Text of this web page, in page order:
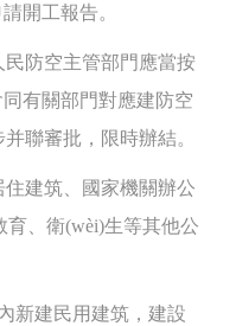
報告。
防空主管部門應當按
有關部門對應建防空
聯審批，限時辦結。
建筑、國家機關辦公
育、衛(wèi)生等其他公
民用建筑，建設